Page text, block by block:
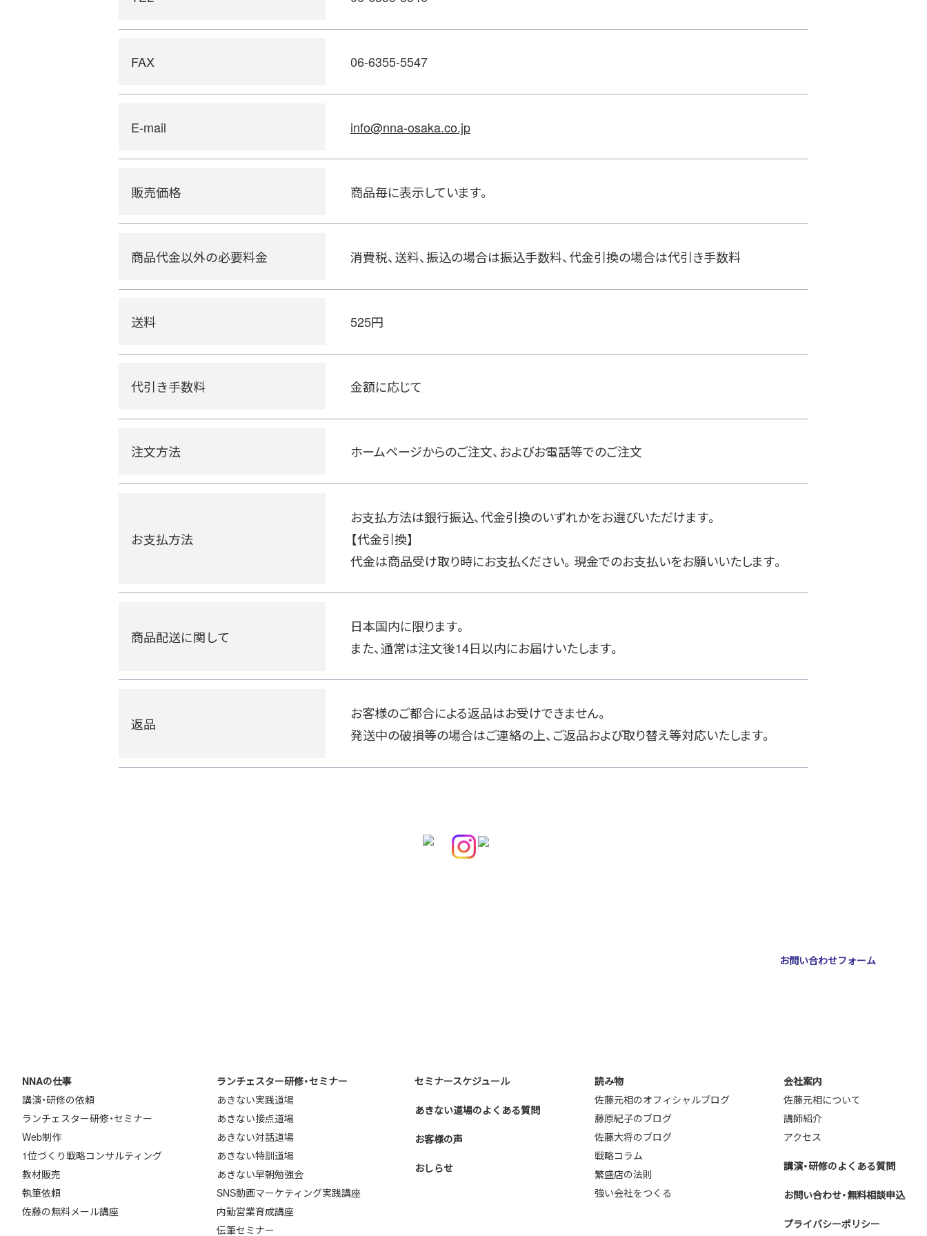
FAX 06-6355-5547
E-mail info@nna-osaka.co.jp
販売価格 商品毎に表示しています。
商品代金以外の必要料金 消費税、送料、振込の場合は振込手数料、代金引換の場合は代引き手数料
送料 525円
代引き手数料 金額に応じて
注文方法 ホームページからのご注文、およびお電話等でのご注文
お支払方法
お支払方法は銀行振込、代金引換のいずれかをお選びいただけます。
【代金引換】
代金は商品受け取り時にお支払ください。現金でのお支払いをお願いいたします。
商品配送に関して
日本国内に限ります。
また、通常は注文後14日以内にお届けいたします。
返品
お客様のご都合による返品はお受けできません。
発送中の破損等の場合はご連絡の上、ご返品および取り替え等対応いたします。
お問い合わせフォーム
NNAの仕事
講演・研修の依頼
ランチェスター研修・セミナー
Web制作
1位づくり戦略コンサルティング
教材販売
執筆依頼
佐藤の無料メール講座
ランチェスター研修・セミナー
あきない実践道場
あきない接点道場
あきない対話道場
あきない特訓道場
あきない早朝勉強会
SNS動画マーケティング実践講座
内勤営業育成講座
伝筆セミナー
セミナースケジュール
あきない道場のよくある質問
お客様の声
おしらせ
読み物
佐藤元相のオフィシャルブログ
藤原紀子のブログ
佐藤大将のブログ
戦略コラム
繁盛店の法則
強い会社をつくる
会社案内
佐藤元相について
講師紹介
アクセス
講演・研修のよくある質問
お問い合わせ・無料相談申込
プライバシーポリシー